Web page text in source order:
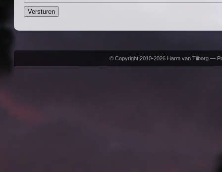
© Copyright 2010-2026 Harm van Tilborg —